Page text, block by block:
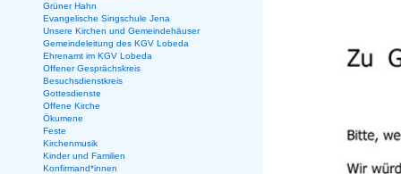
Grüner Hahn
Evangelische Singschule Jena
Unsere Kirchen und Gemeindehäuser
Gemeindeleitung des KGV Lobeda
Ehrenamt im KGV Lobeda
Offener Gesprächskreis
Besuchsdienstkreis
Gottesdienste
Offene Kirche
Ökumene
Feste
Kirchenmusik
Kinder und Familien
Konfirmand*innen